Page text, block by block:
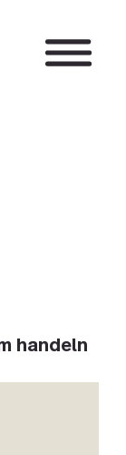
handeln